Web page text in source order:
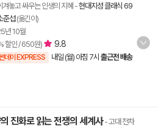
겨놓고 싸우는 인생의 지혜 -현대지성 클래식 69
준섭(옮긴이)
년 10월
할인 / 650원) 9.8
데이 EXPRESS 내일 (월) 아침 7시 출근전 배송
진화로 읽는 전쟁의 세계사- 고대 전차